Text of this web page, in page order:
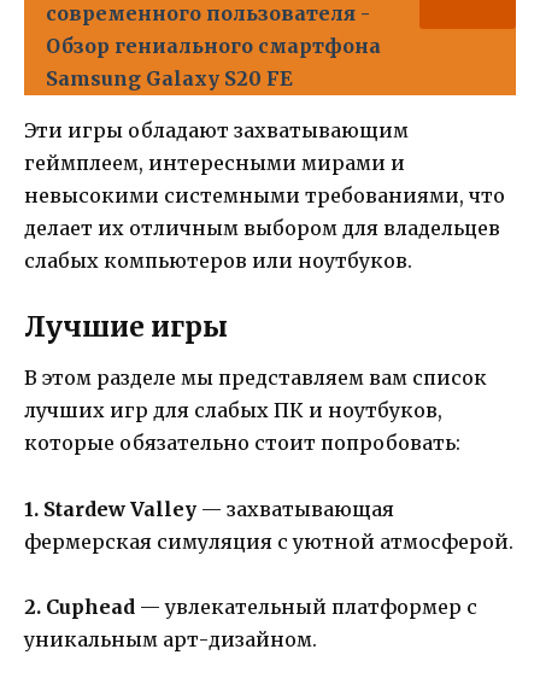
современного пользователя -
Обзор гениального смартфона
Samsung Galaxy S20 FE
Эти игры обладают захватывающим
геймплеем, интересными мирами и
невысокими системными требованиями, что
делает их отличным выбором для владельцев
слабых компьютеров или ноутбуков.
Лучшие игры
В этом разделе мы представляем вам список
лучших игр для слабых ПК и ноутбуков,
которые обязательно стоит попробовать:
1. Stardew Valley — захватывающая
фермерская симуляция с уютной атмосферой.
2. Cuphead — увлекательный платформер с
уникальным арт-дизайном.